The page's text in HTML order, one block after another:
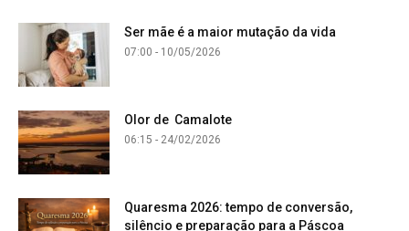
Ser mãe é a maior mutação da vida
07:00 - 10/05/2026
Olor de Camalote
06:15 - 24/02/2026
Quaresma 2026: tempo de conversão,
silêncio e preparação para a Páscoa